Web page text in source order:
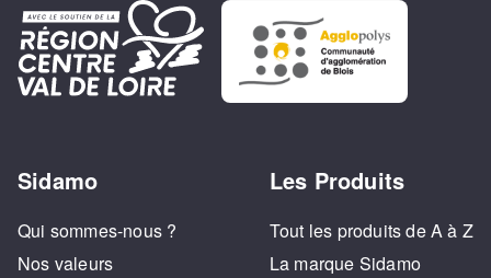
Sidamo
Qui sommes-nous ?
Nos valeurs
Les Produits
Tout les produits de A à Z
La marque Sidamo